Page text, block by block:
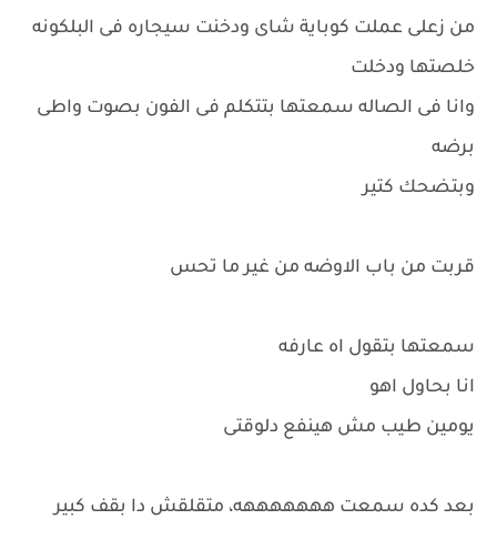
من زعلى عملت كوباية شاى ودخنت سيجاره فى البلكونه
خلصتها ودخلت
وانا فى الصاله سمعتها بتتكلم فى الفون بصوت واطى
برضه
وبتضحك كتير
قربت من باب الاوضه من غير ما تحس
سمعتها بتقول اه عارفه
انا بحاول اهو
يومين طيب مش هينفع دلوقتى
بعد كده سمعت هههههههه، متقلقش دا بقف كبير